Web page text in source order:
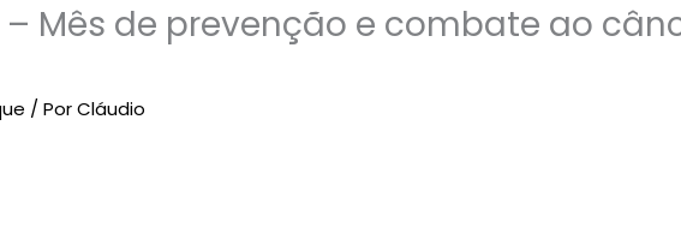
– Mês de prevenção e combate ao
/ PorCláudio